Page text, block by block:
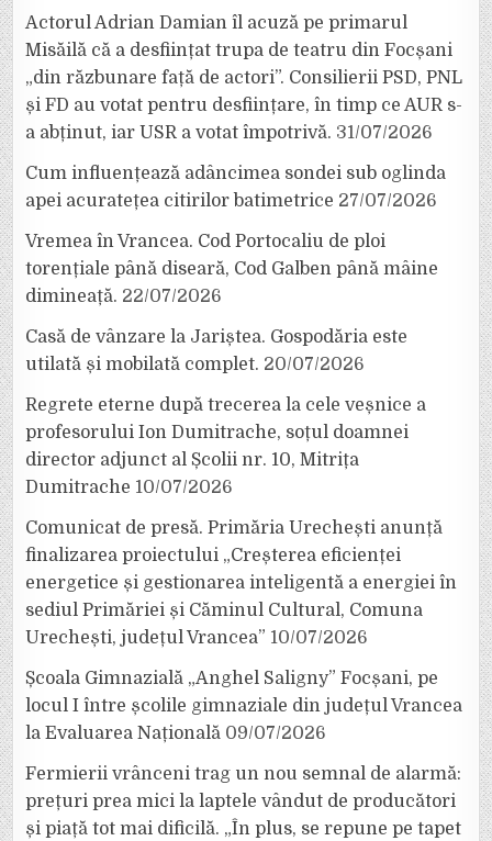
Actorul Adrian Damian îl acuză pe primarul
Misăilă că a desființat trupa de teatru din Focșani
„din răzbunare față de actori”. Consilierii PSD, PNL
și FD au votat pentru desființare, în timp ce AUR s-
a abținut, iar USR a votat împotrivă. 31/07/2026
Cum influențează adâncimea sondei sub oglinda
apei acuratețea citirilor batimetrice 27/07/2026
Vremea în Vrancea. Cod Portocaliu de ploi
torențiale până diseară, Cod Galben până mâine
dimineață. 22/07/2026
Casă de vânzare la Jariștea. Gospodăria este
utilată și mobilată complet. 20/07/2026
Regrete eterne după trecerea la cele veșnice a
profesorului Ion Dumitrache, soțul doamnei
director adjunct al Școlii nr. 10, Mitrița
Dumitrache 10/07/2026
Comunicat de presă. Primăria Urechești anunță
finalizarea proiectului „Creșterea eficienței
energetice și gestionarea inteligentă a energiei în
sediul Primăriei și Căminul Cultural, Comuna
Urechești, județul Vrancea” 10/07/2026
Școala Gimnazială „Anghel Saligny” Focșani, pe
locul I între școlile gimnaziale din județul Vrancea
la Evaluarea Națională 09/07/2026
Fermierii vrânceni trag un nou semnal de alarmă:
prețuri prea mici la laptele vândut de producători
și piață tot mai dificilă. „În plus, se repune pe tapet